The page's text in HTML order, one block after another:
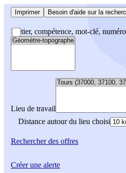
Imprimer Besoin d'aide sur la
Métier, compétence, mot-clé,
Lieu de travail
Distance autour du lieu choisi
Rechercherdes offres
Créer une alerte